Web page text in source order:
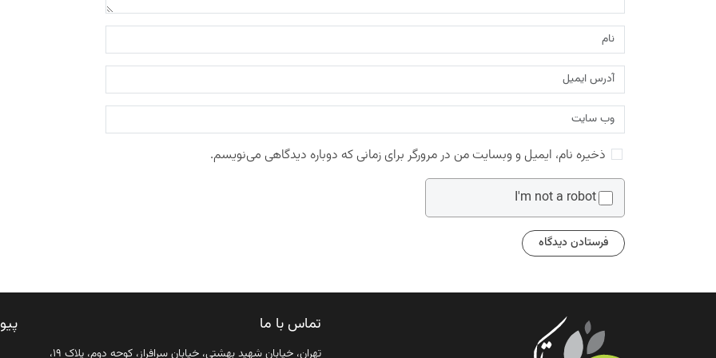
ذخیره نام، ایمیل و وبسایت من در مرورگر برای زمانی که دوباره دیدگاهی می‌نویسم.
I'm not a robot
تماس با ما
تهران، خیابان شهید بهشتی، خیابان سرافراز، کوچه دوم، پلاک ۱۹،